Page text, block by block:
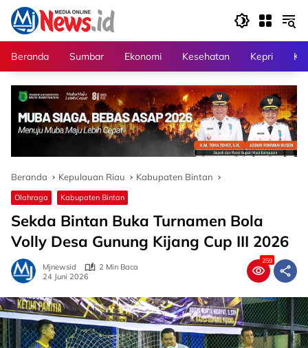
Langsung
konten
Beranda
Sumbar Ekonomi Kesehatan Kepri
Beranda Kepulauan Riau Kabupaten Bintan
Olahraga Kabupaten Bintan
Sekda Bintan Buka Turnamen Bola
Volly Desa Gunung Kijang Cup III 2026
Mjnewsid
2 Min Baca
24 Juni 2026
259